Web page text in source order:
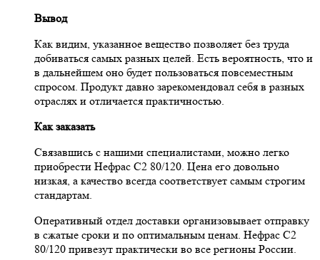
Вывод
Как видим, указанное вещество позволяет без труда
добиваться самых разных целей. Есть вероятность, что и
в дальнейшем оно будет пользоваться повсеместным
спросом. Продукт давно зарекомендовал себя в разных
отраслях и отличается практичностью.
Как заказать
Связавшись с нашими специалистами, можно легко
приобрести Нефрас С2 80/120. Цена его довольно
низкая, а качество всегда соответствует самым строгим
стандартам.
Оперативный отдел доставки организовывает отправку
в сжатые сроки и по оптимальным ценам. Нефрас С2
80/120 привезут практически во все регионы России.